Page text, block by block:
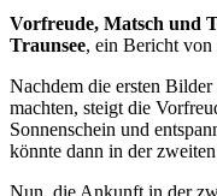
Vorfreude, Matsch und
Traunsee, ein Bericht von
Nachdem die ersten
machten, steigt die
Sonnenschein und
könnte dann in der